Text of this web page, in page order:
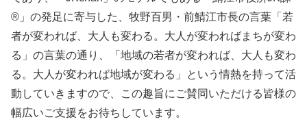
®」の発足に寄与した、牧野百男・前鯖江市長の言葉「若
者が変われば、大人も変わる。大人が変わればまちが変わ
る」の言葉の通り、「地域の若者が変われば、大人も変わ
る。大人が変われば地域が変わる」という情熱を持って活
動していきますので、この趣旨にご賛同いただける皆様の
幅広いご支援をお待ちしています。